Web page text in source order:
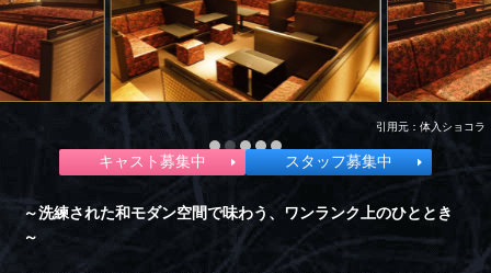
引用元：体入ショコラ
キャスト募集中 スタッフ募集中
～洗練された和モダン空間で味わう、ワンランク上のひととき
～